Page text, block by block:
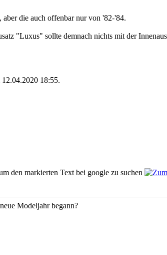
die auch offenbar nur von '82-'84.
"Luxus" sollte demnach nichts mit der
18:55.
Modeljahr begann?